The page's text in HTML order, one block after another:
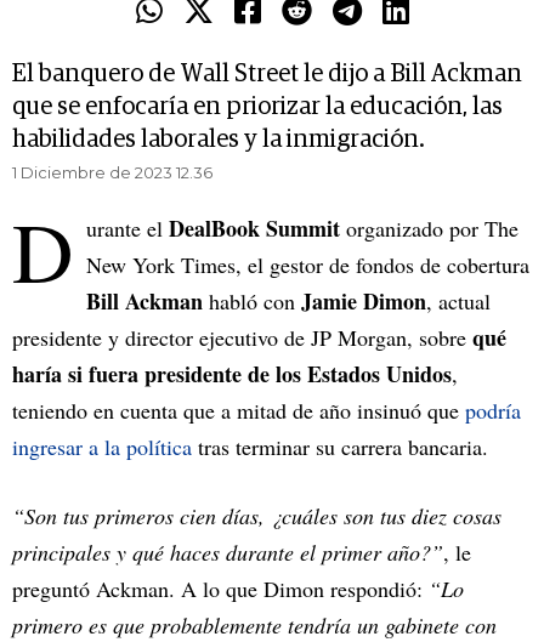
El banquero de Wall Street le dijo a Bill Ackman
que se enfocaría en priorizar la educación, las
habilidades laborales y la inmigración.
1 Diciembre de 2023 12.36
D urante el DealBook Summit organizado por The
New York Times, el gestor de fondos de cobertura
Bill Ackman habló con Jamie Dimon, actual
presidente y director ejecutivo de JP Morgan, sobre qué
haría si fuera presidente de los Estados Unidos,
teniendo en cuenta que a mitad de año insinuó que podría
ingresar a la política tras terminar su carrera bancaria.
“Son tus primeros cien días, ¿cuáles son tus diez cosas
principales y qué haces durante el primer año?”, le
preguntó Ackman. A lo que Dimon respondió: “Lo
primero es que probablemente tendría un gabinete con